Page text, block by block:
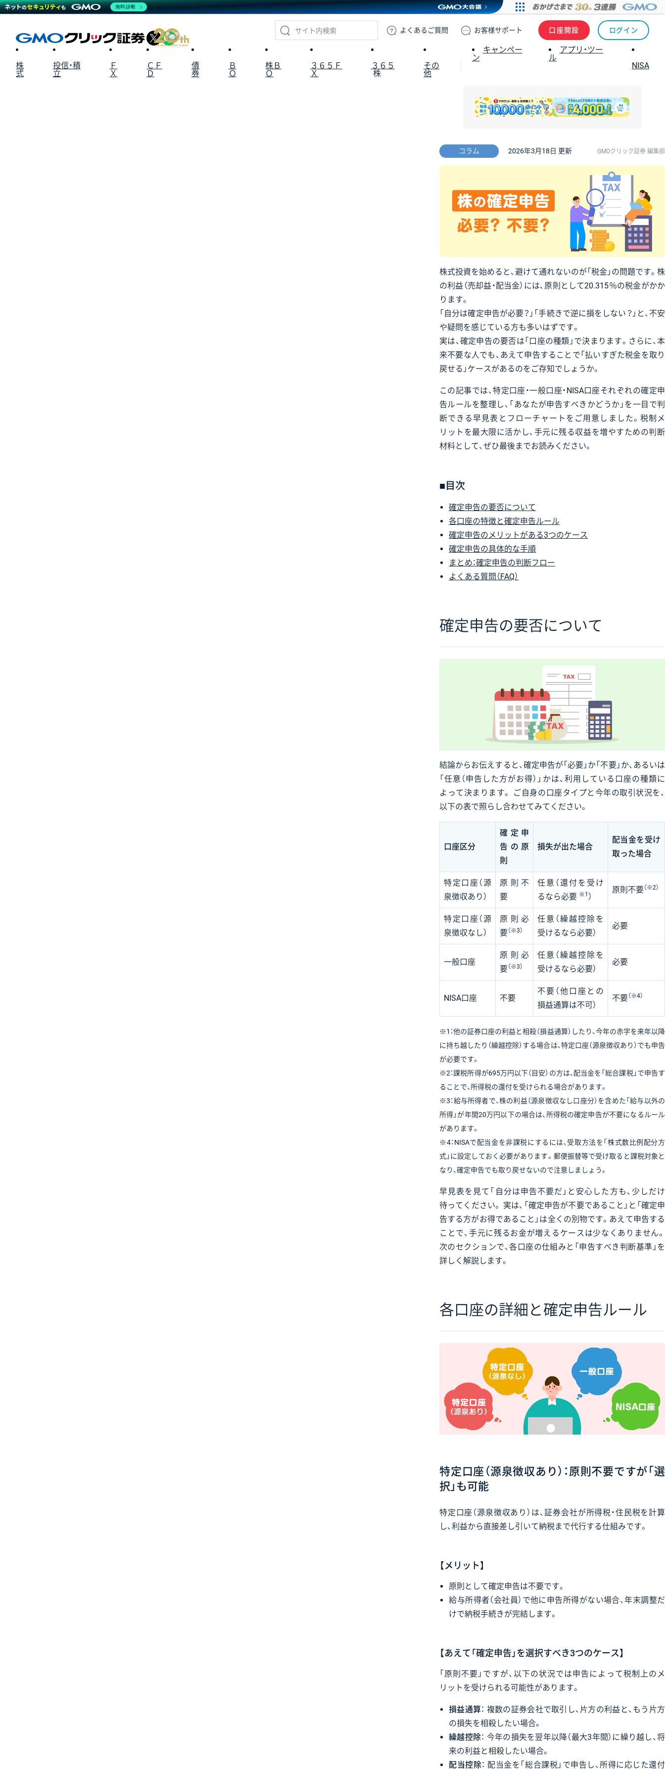
GMOクリック証券
よくある ご質問 お客様サポート 口座開設 ログイン
X
株
式
投信・積
立
Ｆ
Ｘ
ＣＦ
Ｄ
債
券
Ｂ
Ｏ
株Ｂ
Ｏ
３６５Ｆ
Ｘ
３６５
株
その
他
キャンペー
ン
アプリ・ツー
ル
NISA
コラム 2026年3月18日 更新 GMOクリック証券 編集部
株式投資を始めると、避けて通れないのが「税金」の問題です。株
の利益（売却益・配当金）には、原則として20.315％の税金がかか
ります。
「自分は確定申告が必要？」「手続きで逆に損をしない？」と、不安
や疑問を感じている方も多いはずです。
実は、確定申告の要否は「口座の種類」で決まります。さらに、本
来不要な人でも、あえて申告することで「払いすぎた税金を取り
戻せる」ケースがあるのをご存知でしょうか。
この記事では、特定口座・一般口座・NISA口座それぞれの確定申
告ルールを整理し、「あなたが申告すべきかどうか」を一目で判
断できる早見表とフローチャートをご用意しました。税制メ
リットを最大限に活かし、手元に残る収益を増やすための判断
材料として、ぜひ最後までお読みください。
■目次
確定申告の要否について
各口座の特徴と確定申告ルール
確定申告のメリットがある3つのケース
確定申告の具体的な手順
まとめ：確定申告の判断フロー
よくある質問（FAQ）
確定申告の要否について
結論からお伝えすると、確定申告が「必要」か「不要」か、あるいは
「任意（申告した方がお得）」かは、利用している口座の種類に
よって決まります。 ご自身の口座タイプと今年の取引状況を、
以下の表で照らし合わせてみてください。
口座区分
確定申
告の原
則
損失が出た場合
配当金を受け
取った場合
特定口座（源
泉徴収あり）
原則不
要
任意（還付を受け
るなら必要 ※1 ）
原則不要（※2）
特定口座（源
泉徴収なし）
原則必
要（※3）
任意（繰越控除を
受けるなら必要）
必要
一般口座
原則必
要（※3）
任意（繰越控除を
受けるなら必要）
必要
NISA口座 不要
不要（他口座との
損益通算は不可）
不要（※4）
※1：他の証券口座の利益と相殺（損益通算）したり、今年の赤字を来年以降
に持ち越したり（繰越控除）する場合は、特定口座（源泉徴収あり）でも申告
が必要です。
※2：課税所得が695万円以下（目安）の方は、配当金を「総合課税」で申告す
ることで、所得税の還付を受けられる場合があります。
※3：給与所得者で、株の利益（源泉徴収なし口座分）を含めた「給与以外の
所得」が年間20万円以下の場合は、所得税の確定申告が不要になるルール
があります。
※4：NISAで配当金を非課税にするには、受取方法を「株式数比例配分方
式」に設定しておく必要があります。郵便振替等で受け取ると課税対象と
なり、確定申告でも取り戻せないので注意しましょう。
早見表を見て「自分は申告不要だ」と安心した方も、少しだけ
待ってください。 実は、「確定申告が不要であること」と「確定申
告する方がお得であること」は全くの別物です。あえて申告する
ことで、手元に残るお金が増えるケースは少なくありません。
次のセクションで、各口座の仕組みと「申告すべき判断基準」を
詳しく解説します。
各口座の詳細と確定申告ルール
特定口座（源泉徴収あり）：原則不要ですが「選
択」も可能
特定口座（源泉徴収あり）は、証券会社が所得税・住民税を計算
し、利益から直接差し引いて納税まで代行する仕組みです。
【メリット】
原則として確定申告は不要です。
給与所得者（会社員）で他に申告所得がない場合、年末調整だ
けで納税手続きが完結します。
【あえて「確定申告」を選択すべき3つのケース】
「原則不要」ですが、以下の状況では申告によって税制上のメ
リットを受けられる可能性があります。
損益通算： 複数の証券会社で取引し、片方の利益と、もう片方
の損失を相殺したい場合。
繰越控除： 今年の損失を翌年以降（最大3年間）に繰り越し、将
来の利益と相殺したい場合。
配当控除： 配当金を「総合課税」で申告し、所得に応じた還付
無料診断